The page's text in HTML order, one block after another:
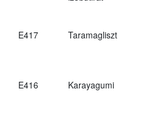
E417 Taramagliszt
E416 Karayagumi